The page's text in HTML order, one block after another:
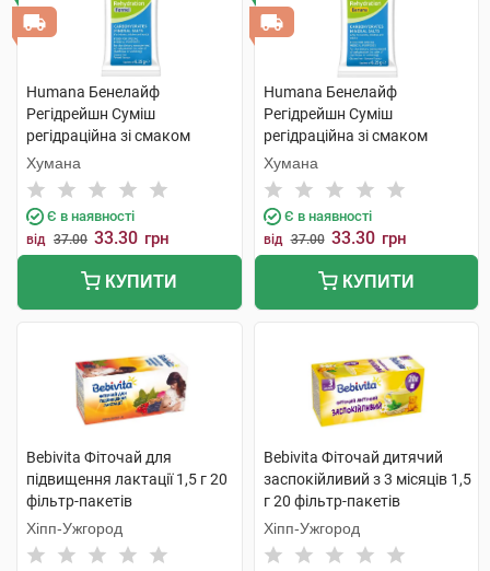
Humana Бенелайф
Регідрейшн Суміш
регідраційна зі смаком
фенхеля для дітей з
народження та дорослих 1
пакет
Хумана
Є в наявності
від 37.00 33.30 грн
КУПИТИ
Humana Бенелайф
Регідрейшн Суміш
регідраційна зі смаком
банану для дітей від 1 року
та дорослих 1 пакет
Хумана
Є в наявності
від 37.00 33.30 грн
КУПИТИ
Bebivita Фіточай для
підвищення лактації 1,5 г 20
фільтр-пакетів
Хіпп-Ужгород
Bebivita Фіточай дитячий
заспокійливий з 3 місяців 1,5
г 20 фільтр-пакетів
Хіпп-Ужгород